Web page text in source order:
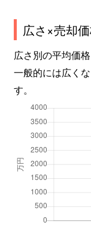
広さ×売却
広さ別の平均価
一般的には広く
す。